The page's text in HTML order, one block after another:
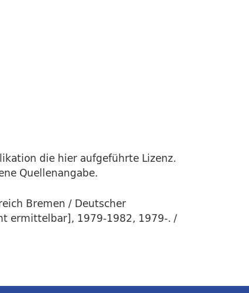
die hier aufgeführte Lizenz.
Quellenangabe.
Bremen / Deutscher
ermittelbar], 1979-1982, 1979-. /